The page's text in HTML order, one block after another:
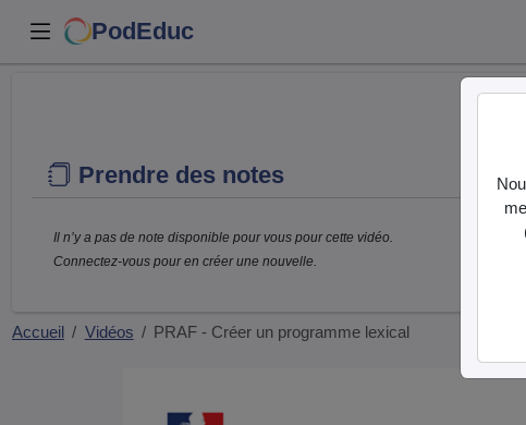
PodEduc
Prendre des notes
Il n’y a pas de note disponible pour vous pour cette vidéo.
Connectez-vous pour en créer une nouvelle.
Accueil Vidéos PRAF - Créer un programme lexical